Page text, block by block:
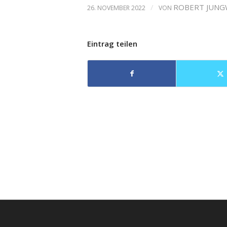
26. NOVEMBER 2022 / VON ROBERT
Eintrag teilen